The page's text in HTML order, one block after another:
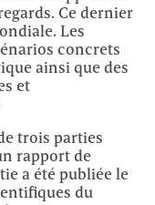
Ce dernier
Les
concrets
ainsi que des
et
trois parties
rapport de
a été publiée le
du